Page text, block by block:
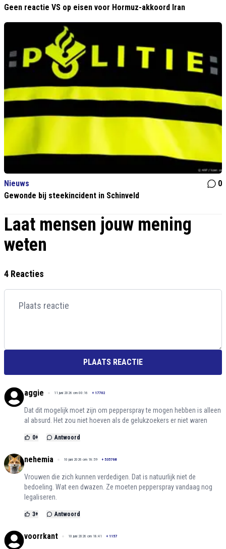
Geen reactie VS op eisen voor Hormuz-akkoord Iran
Nieuws
0
Gewonde bij steekincident in Schinveld
Laat mensen jouw mening
weten
4 Reacties
PLAATS REACTIE
aggie 11 juni 2026 om 00:16 + 17702
Dat dit mogelijk moet zijn om pepperspray te mogen hebben is alleen
al absurd. Het zou niet hoeven als de gelukzoekers er niet waren
0+ Antwoord
nehemia 10 juni 2026 om 18:59 + 535768
Vrouwen die zich kunnen verdedigen. Dat is natuurlijk niet de
bedoeling. Wat een dwazen. Ze moeten pepperspray vandaag nog
legaliseren.
3+ Antwoord
voorrkant 10 juni 2026 om 18:41 + 1157